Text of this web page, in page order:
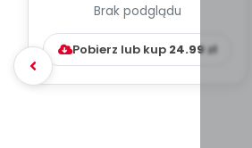
WYCHOWAWCZO –
DYDAKTYC...
Brak podglądu
Pobierz lub kup 24.99zł